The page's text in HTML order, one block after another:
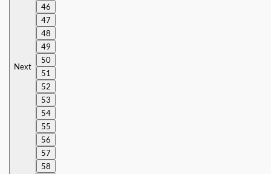
Next
46
47
48
49
50
51
52
53
54
55
56
57
58